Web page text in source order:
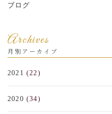
ブログ
Archives
月別アーカイブ
2021 (22)
2020 (34)